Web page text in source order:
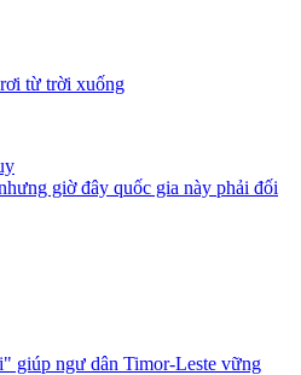
từ trời xuống
giờ đây quốc gia này phải đối
giúp ngư dân Timor-Leste vững